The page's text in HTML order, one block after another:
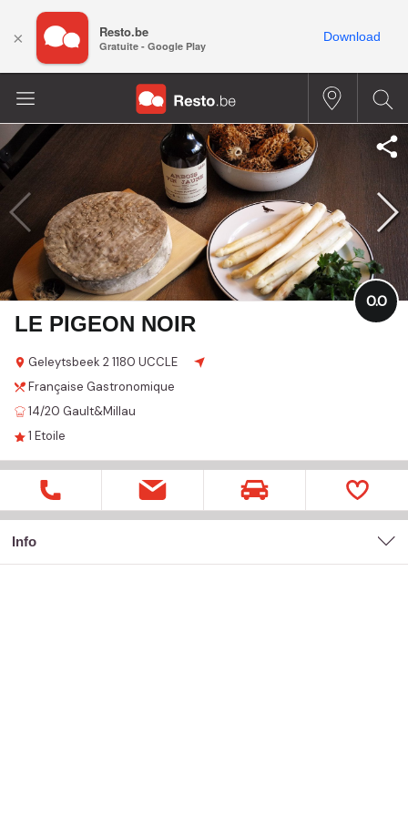
LE PIGEON NOIR
Geleytsbeek 21180 UCCLE
0.0
Française Gastronomique
14/20 Gault&Millau
1 Etoile
Info
× Resto.be
Gratuite - Google Play
Download